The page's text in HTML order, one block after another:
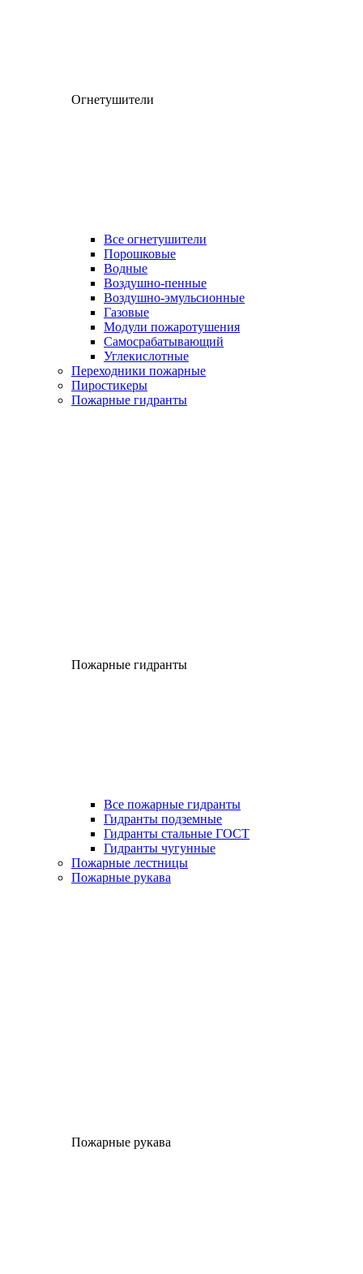
Огнетушители
Все огнетушители
Порошковые
Водные
Воздушно-пенные
Воздушно-эмульсионные
Газовые
Модули пожаротушения
Самосрабатывающий
Углекислотные
Переходники пожарные
Пиростикеры
Пожарные гидранты
Пожарные гидранты
Все пожарные гидранты
Гидранты подземные
Гидранты стальные ГОСТ
Гидранты чугунные
Пожарные лестницы
Пожарные рукава
Пожарные рукава